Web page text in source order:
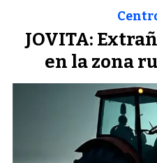
JOVITA:
en la zona